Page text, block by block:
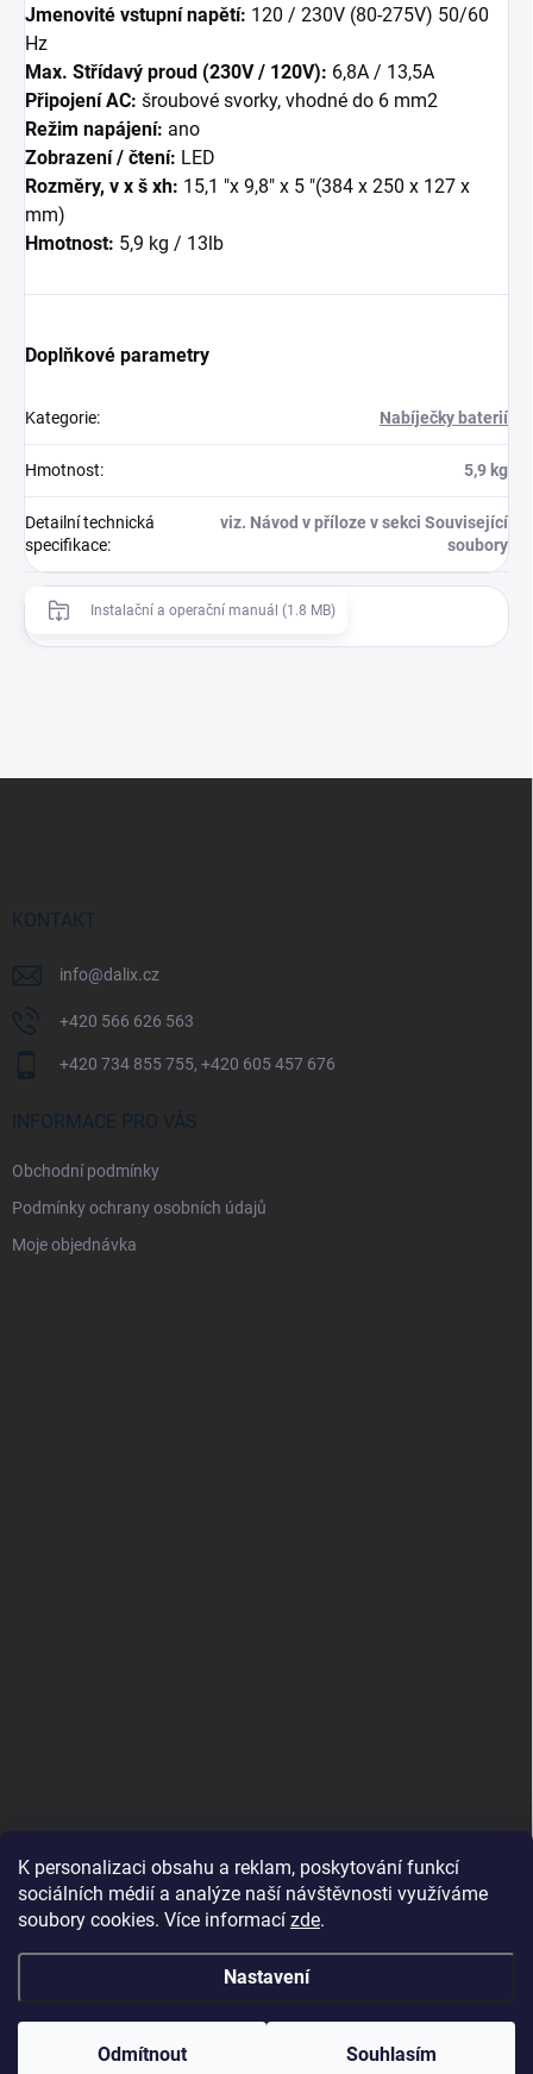
K personalizaci obsahu a reklam, poskytování funkcí
sociálních médií a analýze naší návštěvnosti využíváme
soubory cookies. Více informací zde.
Nastavení
Odmítnout Souhlasím
Jmenovité vstupní napětí: 120 / 230V (80-275V) 50/60
Hz
Max. Střídavý proud (230V / 120V): 6,8A / 13,5A
Připojení AC: šroubové svorky, vhodné do 6 mm2
Režim napájení: ano
Zobrazení / čtení: LED
Rozměry, v x š xh: 15,1 "x 9,8" x 5 "(384 x 250 x 127 x
mm)
Hmotnost: 5,9 kg / 13lb
Doplňkové parametry
Kategorie: Nabíječky baterií
Hmotnost: 5,9 kg
Detailní technická
specifikace:
viz. Návod v příloze v sekci Související
soubory
Instalační a operační manuál (1.8 MB)
KONTAKT
info@dalix.cz
+420 566 626 563
+420 734 855 755, +420 605 457 676
INFORMACE PRO VÁS
Obchodní podmínky
Podmínky ochrany osobních údajů
Moje objednávka
Copyright 2026DALIX, s.r.o.. Všechna práva vyhrazena.Upravit nastavení